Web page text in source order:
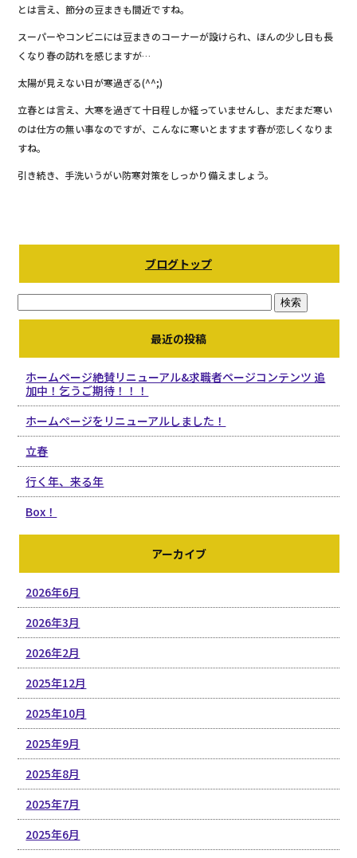
とは言え、節分の豆まきも間近ですね。
スーパーやコンビニには豆まきのコーナーが設けられ、ほんの少し日も長
くなり春の訪れを感じますが…
太陽が見えない日が寒過ぎる(^^;)
立春とは言え、大寒を過ぎて十日程しか経っていませんし、まだまだ寒い
のは仕方の無い事なのですが、こんなに寒いとますます春が恋しくなりま
すね。
引き続き、手洗いうがい防寒対策をしっかり備えましょう。
ブログトップ
最近の投稿
ホームページ絶賛リニューアル&求職者ページコンテンツ 追
加中！乞うご期待！！！
ホームページをリニューアルしました！
立春
行く年、来る年
Box！
アーカイブ
2026年6月
2026年3月
2026年2月
2025年12月
2025年10月
2025年9月
2025年8月
2025年7月
2025年6月